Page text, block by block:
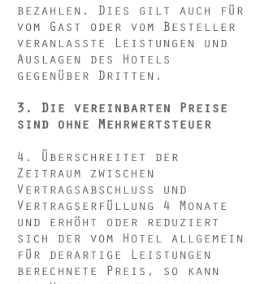
bezahlen. Dies gilt auch für
vom Gast oder vom Besteller
veranlasste Leistungen und
Auslagen des Hotels
gegenüber Dritten.
3. Die vereinbarten Preise
sind ohne Mehrwertsteuer
4. Überschreitet der
Zeitraum zwischen
Vertragsabschluss und
Vertragserfüllung 4 Monate
und erhöht oder reduziert
sich der vom Hotel allgemein
für derartige Leistungen
berechnete Preis, so kann